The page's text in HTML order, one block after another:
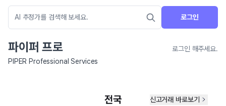
로그인
파이퍼 프로
로그인 해주세요.
PIPER Professional Services